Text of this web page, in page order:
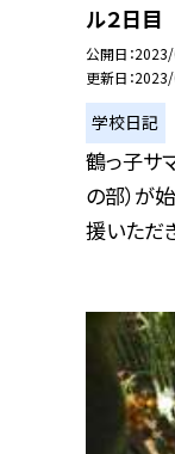
ル２日目
公開日
更新日
学校日記
鶴っ子サ
の部）が
援いただ